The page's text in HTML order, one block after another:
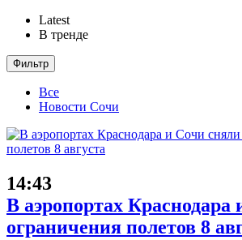
Latest
В тренде
Фильтр
Все
Новости Сочи
14:43
В аэропортах Краснодара
ограничения полетов 8